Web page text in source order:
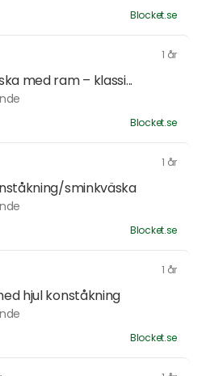
Blocket.se
1 år
med ram – klassi...
Blocket.se
1 år
sminkväska
Blocket.se
1 år
hjul konståkning
Blocket.se